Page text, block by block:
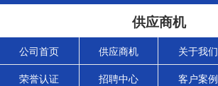
供应商机
公司首页 供应商机 关于我们
荣誉认证 招聘中心 客户案例